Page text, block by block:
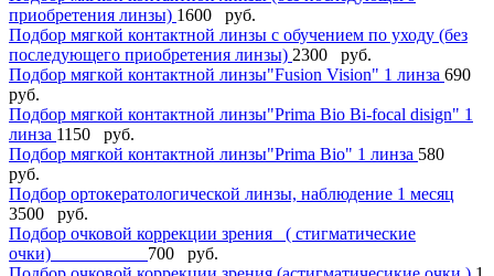
приобретения линзы) 1600 руб.
Подбор мягкой контактной линзы с обучением по уходу (без
последующего приобретения линзы) 2300 руб.
Подбор мягкой контактной линзы"Fusion Vision" 1 линза 690
руб.
Подбор мягкой контактной линзы"Prima Bio Bi-focal disign" 1
линза 1150 руб.
Подбор мягкой контактной линзы"Prima Bio" 1 линза 580
руб.
Подбор ортокератологической линзы, наблюдение 1 месяц
3500 руб.
Подбор очковой коррекции зрения ( стигматические
очки) 700 руб.